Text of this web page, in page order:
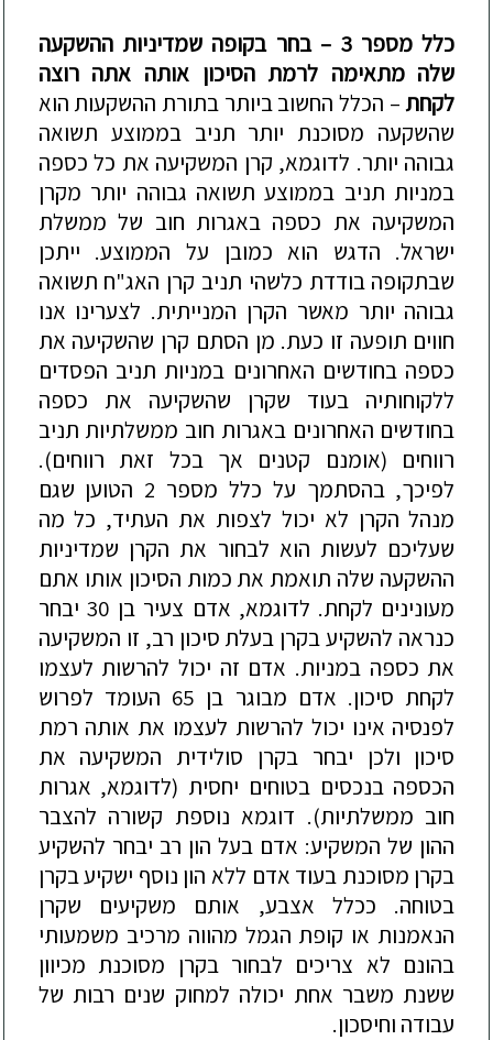
כלל מספר 3 – בחר בקופה
שמדיניות ההשקעה
שלה מתאימה לרמת הסיכון אותה אתה רוצה
לקחת– הכלל החשוב ביותר בתורת ההשקעות הוא
שהשקעה מסוכנת יותר תניב בממוצע תשואה
גבוהה יותר. לדוגמא, קרן המשקיעה את כל כספה
במניות תניב בממוצע תשואה גבוהה יותר מקרן
המשקיעה את כספה באגרות חוב של ממשלת
ישראל. הדגש הוא כמובן על הממוצע. ייתכן
שבתקופה בודדת כלשהי תניב קרן האג"ח תשואה
גבוהה יותר מאשר הקרן המנייתית. לצערינו אנו
חווים תופעה זו כעת. מן הסתם קרן שהשקיעה את
כספה בחודשים האחרונים במניות תניב הפסדים
ללקוחותיה בעוד שקרן שהשקיעה את כספה
בחודשים האחרונים באגרות חוב ממשלתיות תניב
רווחים (אומנם קטנים אך בכל זאת רווחים).
לפיכך, בהסתמך על כלל מספר 2 הטוען שגם
מנהל הקרן לא יכול לצפות את העתיד, כל מה
שעליכם לעשות הוא לבחור את הקרן שמדיניות
ההשקעה שלה תואמת את כמות הסיכון אותו אתם
מעונינים לקחת. לדוגמא, אדם צעיר בן 30 יבחר
כנראה להשקיע בקרן בעלת סיכון רב, זו המשקיעה
את כספה במניות. אדם זה יכול להרשות לעצמו
לקחת סיכון. אדם מבוגר בן 65 העומד לפרוש
לפנסיה אינו יכול להרשות לעצמו את אותה רמת
סיכון ולכן יבחר בקרן סולידית המשקיעה את
הכספה בנכסים בטוחים יחסית (לדוגמא, אגרות
חוב ממשלתיות). דוגמא נוספת קשורה להצבר
ההון של המשקיע: אדם בעל הון רב יבחר להשקיע
בקרן מסוכנת בעוד אדם ללא הון נוסף ישקיע בקרן
בטוחה. ככלל אצבע, אותם משקיעים שקרן
הנאמנות או קופת הגמל מהווה מרכיב משמעותי
בהונם לא צריכים לבחור בקרן מסוכנת מכיוון
ששנת משבר אחת יכולה למחוק שנים רבות של
עבודה וחיסכון.